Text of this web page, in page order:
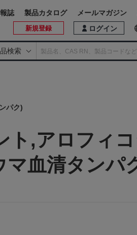
検索
ログイン
新規登録
誌 製品カタログ メールマガジン
パク)
ト,アロフィ
血清タンパ